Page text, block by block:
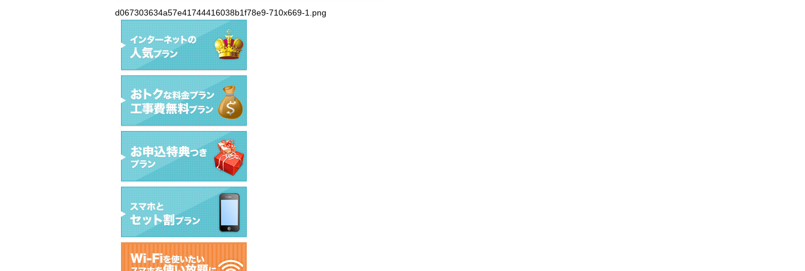
d067303634a57e41744416038b1f78e9-710x669-1.png